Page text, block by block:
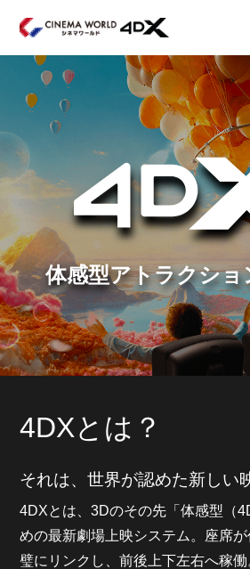
体感型アトラクショ
4DXとは？
それは、世界が認めた新しい
4DXとは、3Dのその先「体感型（
めの最新劇場上映システム。座席
璧にリンクし、前後上下左右へ稼働